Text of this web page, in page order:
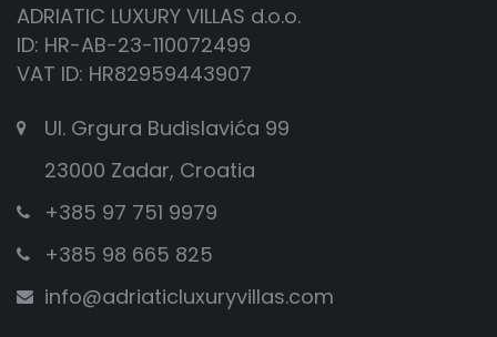
ADRIATIC LUXURY VILLAS d.o.o.
ID: HR-AB-23-110072499
VAT ID: HR82959443907
Ul. Grgura Budislavića 99
23000 Zadar, Croatia
+385 97 751 9979
+385 98 665 825
info@adriaticluxuryvillas.com